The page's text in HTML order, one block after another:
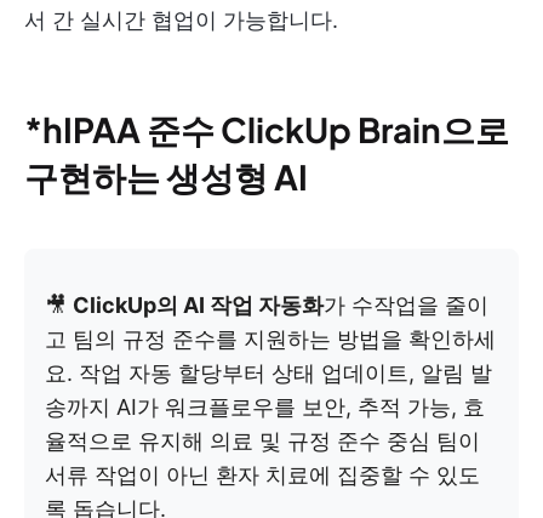
서 간 실시간 협업이 가능합니다.
*hIPAA 준수 ClickUp Brain으로
구현하는 생성형 AI
🎥 ClickUp의 AI 작업 자동화가 수작업을 줄이
고 팀의 규정 준수를 지원하는 방법을 확인하세
요. 작업 자동 할당부터 상태 업데이트, 알림 발
송까지 AI가 워크플로우를 보안, 추적 가능, 효
율적으로 유지해 의료 및 규정 준수 중심 팀이
서류 작업이 아닌 환자 치료에 집중할 수 있도
록 돕습니다.